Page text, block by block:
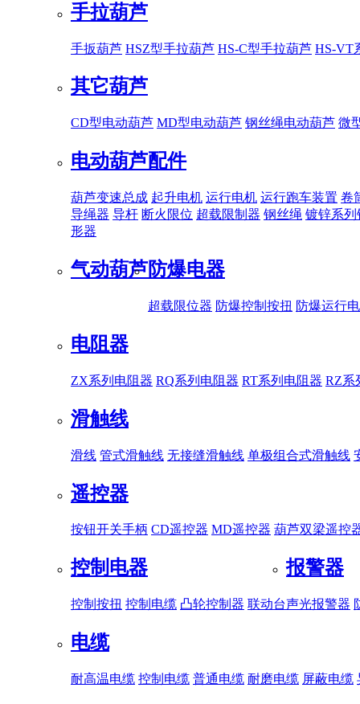
手拉葫芦
手扳葫芦 HSZ型手拉葫芦 HS-C型手拉葫芦 HS-VT
其它葫芦
CD型电动葫芦 MD型电动葫芦 钢丝绳电动葫芦 微
电动葫芦配件
葫芦变速总成 起升电机 运行电机 运行跑车装置 卷
导绳器 导杆 断火限位 超载限制器 钢丝绳 镀锌系列
形器
气动葫芦防爆电器
超载限位器 防爆控制按扭 防爆运行
电阻器
ZX系列电阻器 RQ系列电阻器 RT系列电阻器 RZ系
滑触线
滑线 管式滑触线 无接缝滑触线 单极组合式滑触线
遥控器
按钮开关手柄 CD遥控器 MD遥控器 葫芦双梁遥控
控制电器
控制按扭 控制电缆 凸轮控制器 联动台
报警器
声光报警器
电缆
耐高温电缆 控制电缆 普通电缆 耐磨电缆 屏蔽电缆